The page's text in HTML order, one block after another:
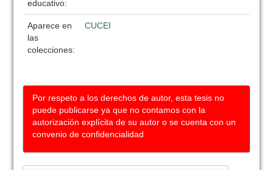
educativo:
Aparece en
las
colecciones:
CUCEI
Por respeto a los derechos de autor, esta tesis no
puede publicarse ya que no contamos con la
autorización explícita de su autor o se cuenta con un
convenio de confidencialidad